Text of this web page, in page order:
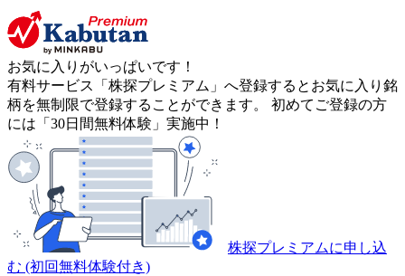
お気に入りがいっぱいです！
有料サービス「株探プレミアム」へ登録するとお気に入り銘
柄を無制限で登録することができます。 初めてご登録の方
には「30日間無料体験」実施中！
株探プレミアムに申し込
む (初回無料体験付き)